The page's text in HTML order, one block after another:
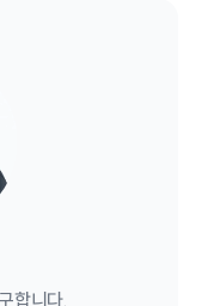
합니다.